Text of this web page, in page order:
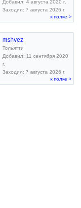
Добавил: 4 августа 2020 г.
Заходил: 7 августа 2026 г.
к полке >
mshvez
Тольятти
Добавил: 11 сентября 2020
г.
Заходил: 7 августа 2026 г.
к полке >